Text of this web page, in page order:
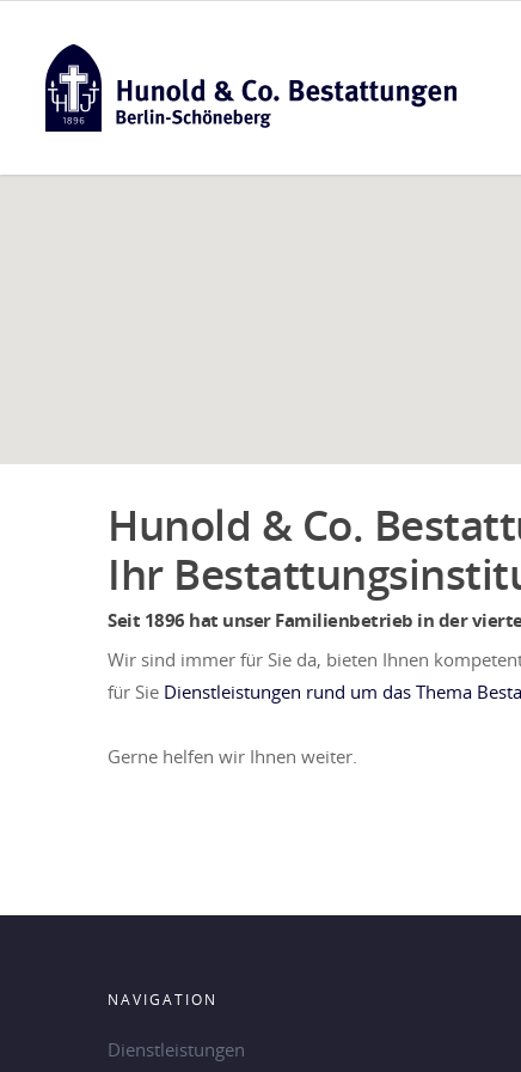
Hunold & Co.
Ihr
Seit 1896 hat unser Familienbetrieb in der
Wir sind immer für Sie da, bieten Ihnen
für Sie Dienstleistungen rund um das Thema
Gerne helfen wir Ihnen weiter.
NAVIGATION
Dienstleistungen